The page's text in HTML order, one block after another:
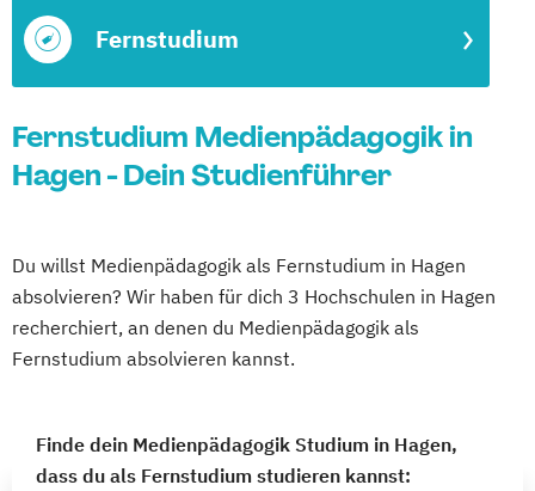
Fernstudium
Fernstudium Medienpädagogik in
Hagen - Dein Studienführer
Du willst Medienpädagogik als Fernstudium in Hagen
absolvieren? Wir haben für dich 3 Hochschulen in Hagen
recherchiert, an denen du Medienpädagogik als
Fernstudium absolvieren kannst.
Finde dein Medienpädagogik Studium in Hagen,
dass du als Fernstudium studieren kannst: